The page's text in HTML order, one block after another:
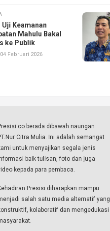
Uji Keamanan
Mahulu Bakal
ke Publik
Februari 2026
berada dibawah naungan
Citra Mulia. Ini adalah semangat
untuk menyajikan segala jenis
baik tulisan, foto dan juga
kepada para pembaca.
Presisi diharapkan mampu
salah satu media alternatif yang
kolaboratif dan mengedukasi